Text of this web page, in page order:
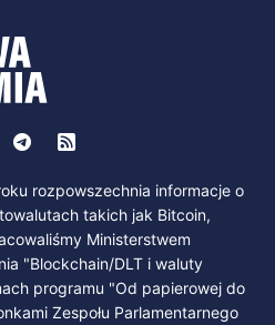
rozpowszechnia informacje o
takich jak Bitcoin,
Ministerstwem
"Blockchain/DLT i waluty
programu "Od papierowej do
Zespołu Parlamentarnego